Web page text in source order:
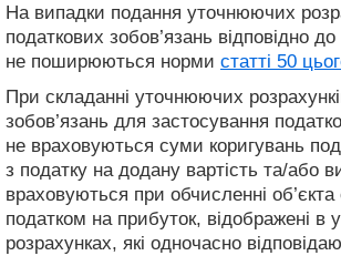
На випадки подання уточнюючих
податкових зобов’язань відповідно до
не поширюються норми статті 50
При складанні уточнюючих
зобов’язань для застосування
не враховуються суми коригувань
з податку на додану вартість та/або
враховуються при обчисленні об’єкта
податком на прибуток, відображені в
розрахунках, які одночасно